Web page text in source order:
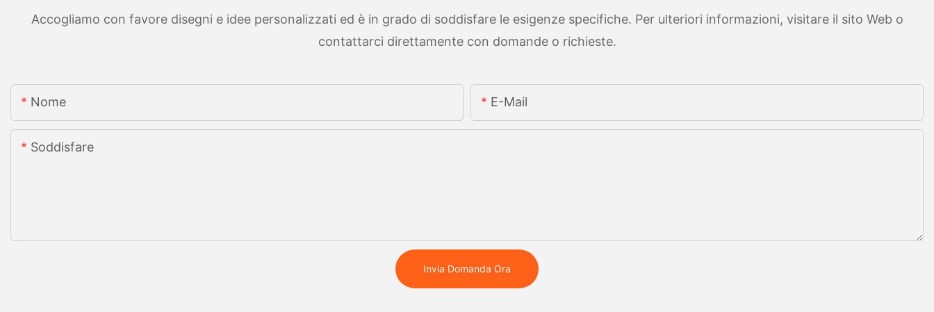
Accogliamo con favore disegni e idee personalizzati ed è in grado di soddisfare le esigenze specifiche. Per ulteriori informazioni, visitare il sito Web o
contattarci direttamente con domande o richieste.
Nome E-Mail
Soddisfare
Invia Domanda Ora